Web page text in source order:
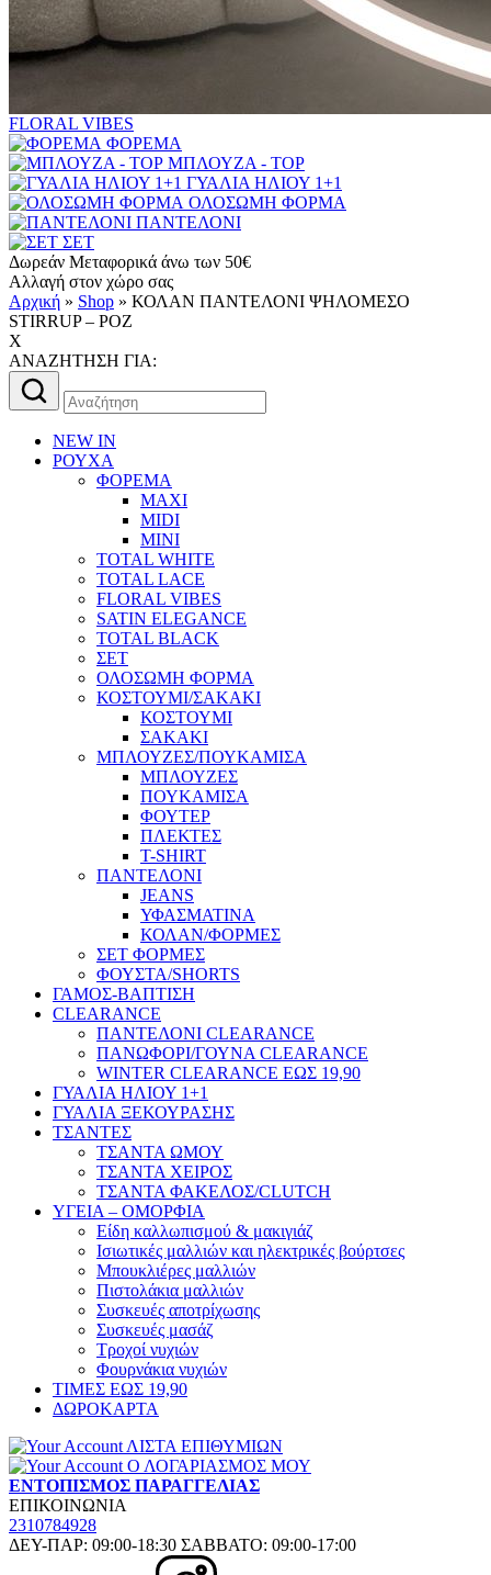
FLORAL VIBES
ΦΟΡΕΜΑ
ΜΠΛΟΥΖΑ - TOP
ΓΥΑΛΙΑ ΗΛΙΟΥ 1+1
ΟΛΟΣΩΜΗ ΦΟΡΜΑ
ΠΑΝΤΕΛΟΝΙ
ΣΕΤ
Δωρεάν Μεταφορικά άνω των 50€
Αλλαγή στον χώρο σας
Αρχική » Shop » ΚΟΛΑΝ ΠΑΝΤΕΛΟΝΙ ΨΗΛΟΜΕΣΟ
STIRRUP – ΡΟΖ
X
AΝΑΖΗΤΗΣΗ ΓΙΑ:
Αναζήτηση
για:
NEW IN
ΡΟΥΧΑ
ΦΟΡΕΜΑ
MAXI
MIDI
MINI
TOTAL WHITE
TOTAL LACE
FLORAL VIBES
SATIN ELEGANCE
TOTAL BLACK
ΣΕΤ
ΟΛΟΣΩΜΗ ΦΟΡΜΑ
ΚΟΣΤΟΥΜΙ/ΣΑΚΑΚΙ
ΚΟΣΤΟΥΜΙ
ΣΑΚΑΚΙ
ΜΠΛΟΥΖΕΣ/ΠΟΥΚΑΜΙΣΑ
ΜΠΛΟΥΖΕΣ
ΠΟΥΚΑΜΙΣΑ
ΦΟΥΤΕΡ
ΠΛΕΚΤΕΣ
T-SHIRT
ΠΑΝΤΕΛΟΝΙ
JEANS
ΥΦΑΣΜΑΤΙΝΑ
ΚΟΛΑΝ/ΦΟΡΜΕΣ
ΣΕΤ ΦΟΡΜΕΣ
ΦΟΥΣΤΑ/SHORTS
ΓΑΜΟΣ-ΒΑΠΤΙΣΗ
CLEARANCE
ΠΑΝΤΕΛΟΝΙ CLEARANCE
ΠΑΝΩΦΟΡΙ/ΓΟΥΝΑ CLEARANCE
WINTER CLEARANCE ΕΩΣ 19,90
ΓΥΑΛΙΑ ΗΛΙΟΥ 1+1
ΓΥΑΛΙΑ ΞΕΚΟΥΡΑΣΗΣ
ΤΣΑΝΤΕΣ
ΤΣΑΝΤΑ ΩΜΟΥ
ΤΣΑΝΤΑ ΧΕΙΡΟΣ
ΤΣΑΝΤΑ ΦΑΚΕΛΟΣ/CLUTCH
ΥΓΕΙΑ – ΟΜΟΡΦΙΑ
Είδη καλλωπισμού & μακιγιάζ
Ισιωτικές μαλλιών και ηλεκτρικές βούρτσες
Μπουκλιέρες μαλλιών
Πιστολάκια μαλλιών
Συσκευές αποτρίχωσης
Συσκευές μασάζ
Τροχοί νυχιών
Φουρνάκια νυχιών
ΤΙΜΕΣ ΕΩΣ 19,90
ΔΩΡΟΚΑΡΤΑ
ΛΙΣΤΑ ΕΠΙΘΥΜΙΩΝ
Ο ΛΟΓΑΡΙΑΣΜΟΣ ΜΟΥ
ΕΝΤΟΠΙΣΜΟΣ ΠΑΡΑΓΓΕΛΙΑΣ
ΕΠΙΚΟΙΝΩΝΙΑ
2310784928
ΔΕΥ-ΠΑΡ: 09:00-18:30 ΣΑΒΒΑΤΟ: 09:00-17:00